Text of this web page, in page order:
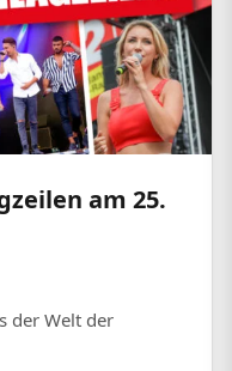
am 25.
der Welt der